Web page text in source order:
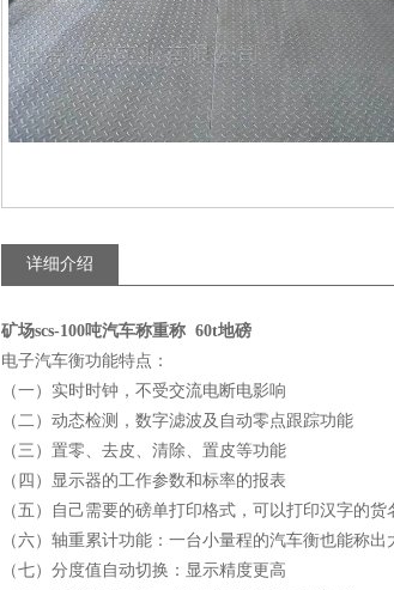
详细介绍
矿场scs-100吨汽车称重称 60t地磅
电子汽车衡功能特点：
（一）实时时钟，不受交流电断电影响
（二）动态检测，数字滤波及自动零点跟踪功能
（三）置零、去皮、清除、置皮等功能
（四）显示器的工作参数和标率的报表
（五）自己需要的磅单打印格式，可以打印汉字的货
（六）轴重累计功能：一台小量程的汽车衡也能称出
（七）分度值自动切换：显示精度更高